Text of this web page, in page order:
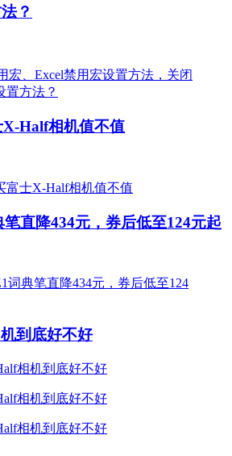
？
X-Half相机值不值
直降434元，券后低至124元起
到底好不好